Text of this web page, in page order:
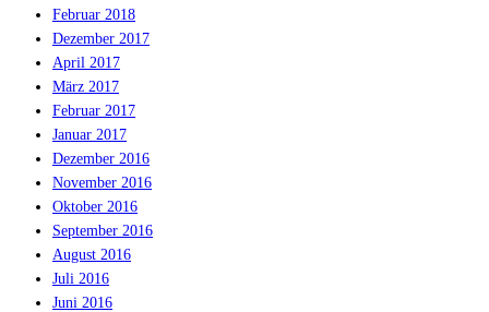
Februar 2018
Dezember 2017
April 2017
März 2017
Februar 2017
Januar 2017
Dezember 2016
November 2016
Oktober 2016
September 2016
August 2016
Juli 2016
Juni 2016